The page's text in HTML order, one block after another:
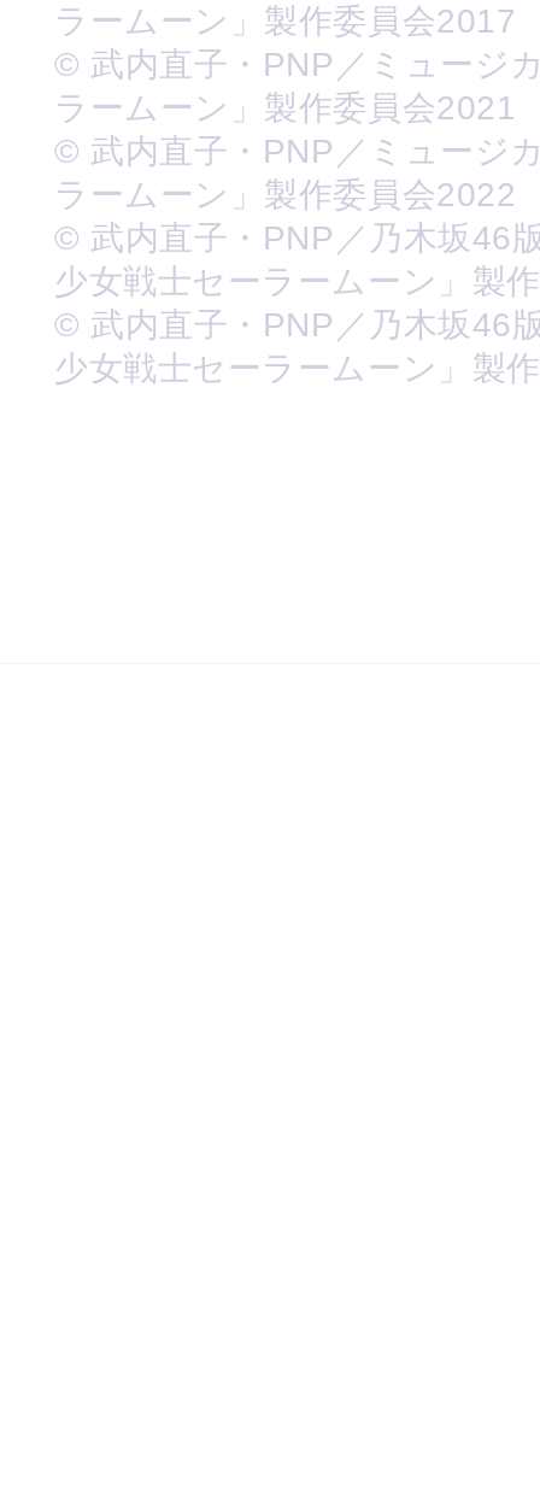
ラームーン」製作委員会2017
© 武内直子・PNP／ミュージ
ラームーン」製作委員会2021
© 武内直子・PNP／ミュージ
ラームーン」製作委員会2022
© 武内直子・PNP／乃木坂46
少女戦士セーラームーン」製
© 武内直子・PNP／乃木坂46
少女戦士セーラームーン」製